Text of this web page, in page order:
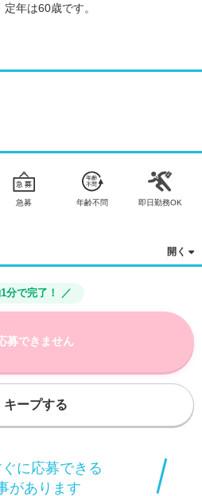
年は60歳です。
急募 年齢不問 即日勤務OK
分で完了！ ／
募できません
キープする
に応募できる
があります